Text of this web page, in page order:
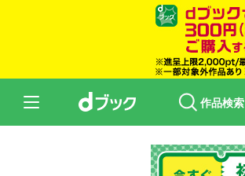
作品検索